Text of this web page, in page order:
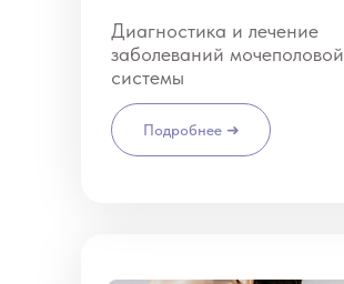
Диагностика и лечение
заболеваний мочеполовой
системы
Подробнее ➜